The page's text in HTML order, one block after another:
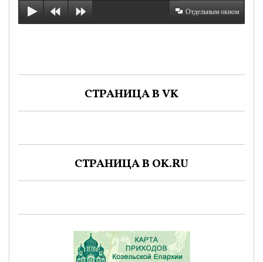
Отдельным окном
СТРАНИЦА В VK
СТРАНИЦА В OK.RU